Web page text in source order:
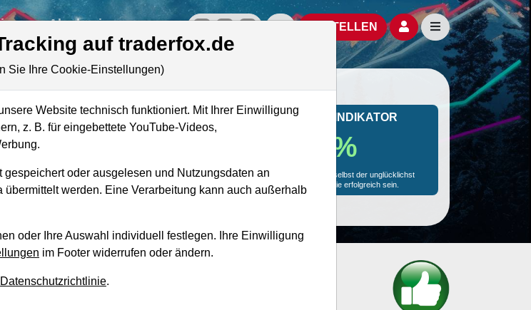
Akademie offizielle Social Media-AccountsAktien- und Artikelsuche öffnen
BESTELLEN Seitennavigation
1,06 Bio. USD
65,18 Mrd. USD
MONKEY-TRADER INDIKATOR
77.5 %
Mit 77.5 % Wahrscheinlichkeit wird selbst der unglücklichst
agierende Trader mit dieser Aktie erfolgreich sein.
geeignet?
auf traderfox.de
Sie Ihre Cookie-Einstellungen)
Website technisch funktioniert. Mit Ihrer Einwilligung
z. B. für eingebettete YouTube-Videos,
oder ausgelesen und Nutzungsdaten an
übermittelt werden. Eine Verarbeitung kann auch außerhalb
oder Ihre Auswahl individuell festlegen. Ihre Einwilligung
im Footer widerrufen oder ändern.
Datenschutzrichtlinie.